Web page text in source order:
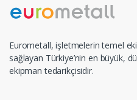
Eurometall, işletmelerin temel
sağlayan Türkiye’nin en büyük,
ekipman tedarikçisidir.